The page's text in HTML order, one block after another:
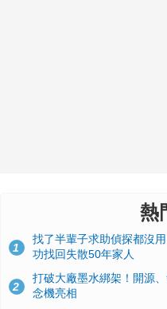
熱
1
找了半輩子求助偵探都沒
功找回失散50年家人
2
打破大廠墨水綁架！開源
念機亮相